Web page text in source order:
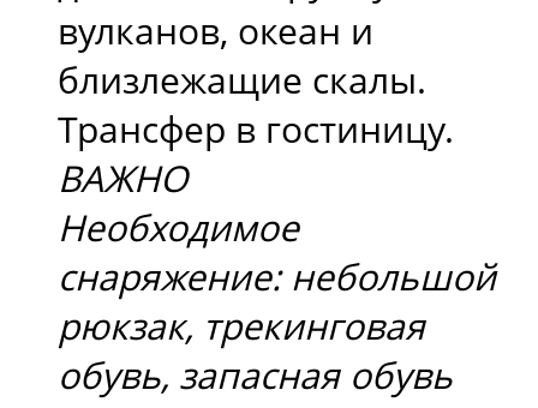
вулканов, океан и
близлежащие скалы.
Трансфер в гостиницу.
ВАЖНО
Необходимое
снаряжение: небольшой
рюкзак, трекинговая
обувь, запасная обувь